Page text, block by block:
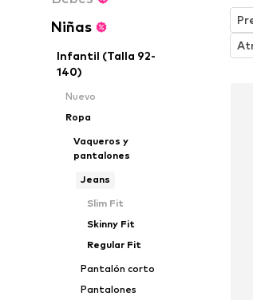
Niñas
Infantil (Talla 92-
140)
Nuevo
Ropa
Vaqueros y
pantalones
Jeans
Slim Fit
Skinny Fit
Regular Fit
Pantalón corto
Pantalones